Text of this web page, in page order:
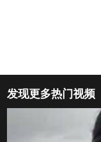
发现更多热门视频